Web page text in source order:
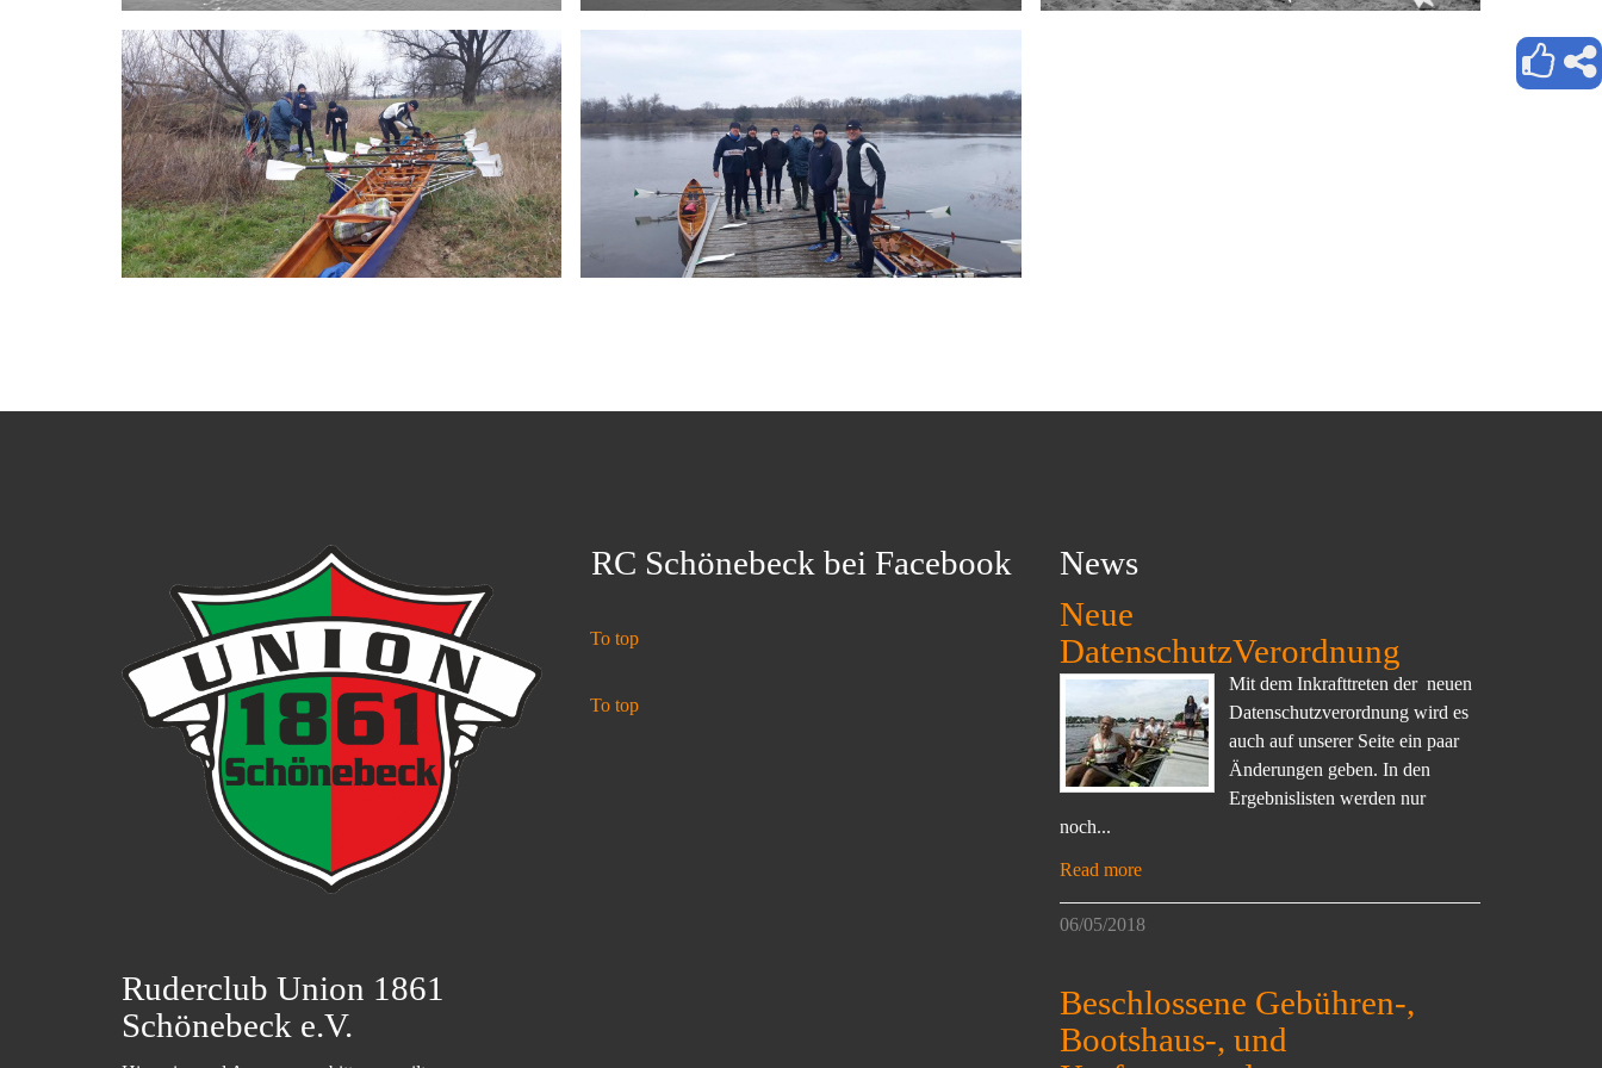
Ruderclub Union 1861
Schönebeck e.V.
RC Schönebeck bei Facebook
To top
To top
News
Neue
DatenschutzVerordnung
Mit dem Inkrafttreten der neuen
Datenschutzverordnung wird es
auch auf unserer Seite ein paar
Änderungen geben. In den
Ergebnislisten werden nur
noch...
Read more
06/05/2018
Beschlossene Gebühren-,
Bootshaus-, und